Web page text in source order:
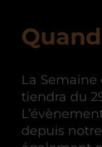
La Semaine
tiendra du
depuis